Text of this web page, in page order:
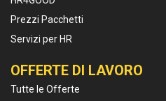
Prezzi Pacchetti
Servizi per HR
OFFERTE DI LAVORO
Tutte le Offerte